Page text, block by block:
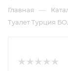
Главная —
Туалет Турция